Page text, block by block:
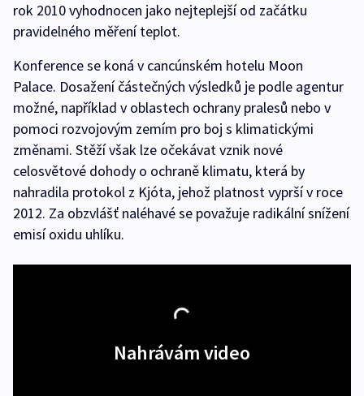
rok 2010 vyhodnocen jako nejteplejší od začátku
pravidelného měření teplot.
Konference se koná v cancúnském hotelu Moon
Palace. Dosažení částečných výsledků je podle agentur
možné, například v oblastech ochrany pralesů nebo v
pomoci rozvojovým zemím pro boj s klimatickými
změnami. Stěží však lze očekávat vznik nové
celosvětové dohody o ochraně klimatu, která by
nahradila protokol z Kjóta, jehož platnost vyprší v roce
2012. Za obzvlášť naléhavé se považuje radikální snížení
emisí oxidu uhlíku.
Nahrávám video